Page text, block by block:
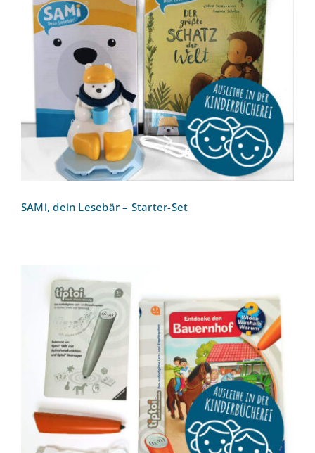
SAMi, dein Lesebär – Starter-Set
SAMi, dein Lesebär – Starter-Set
tiptoi Starter-Set (Stift und Bauernhof-
Buch) ohne Aufladefunktion